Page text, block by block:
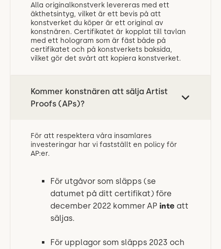
Alla originalkonstverk levereras med ett
äkthetsintyg, vilket är ett bevis på att
konstverket du köper är ett original av
konstnären. Certifikatet är kopplat till tavlan
med ett hologram som är fäst både på
certifikatet och på konstverkets baksida,
vilket gör det svårt att kopiera konstverket.
Kommer konstnären att sälja Artist
Proofs (APs)?
För att respektera våra insamlares
investeringar har vi fastställt en policy för
AP:er.
För utgåvor som släpps (se
datumet på ditt certifikat) före
december 2022 kommer AP inteatt
säljas.
För upplagor som släpps 2023 och